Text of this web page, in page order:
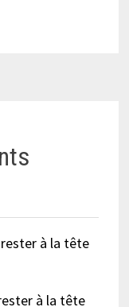
à la tête
à la tête